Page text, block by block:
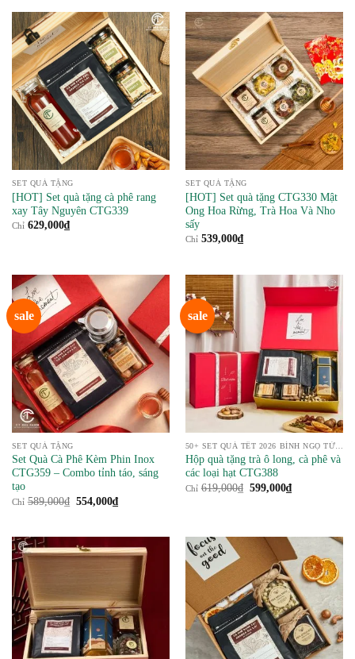
SET QUÀ TẶNG
[HOT] Set quà tặng cà phê rang
xay Tây Nguyên CTG339
Chỉ 629,000₫
SET QUÀ TẶNG
[HOT] Set quà tặng CTG330 Mật
Ong Hoa Rừng, Trà Hoa Và Nho
sấy
Chỉ 539,000₫
sale
SET QUÀ TẶNG
Set Quà Cà Phê Kèm Phin Inox
CTG359 – Combo tỉnh táo, sáng
tạo
Chỉ 589,000₫ Giá
554,000₫Giá
hiện
sale
Hộp quà tặng trà ô long, cà phê và
các loại hạt CTG388
Chỉ 619,000₫ Giá
599,000₫Giá
hiện